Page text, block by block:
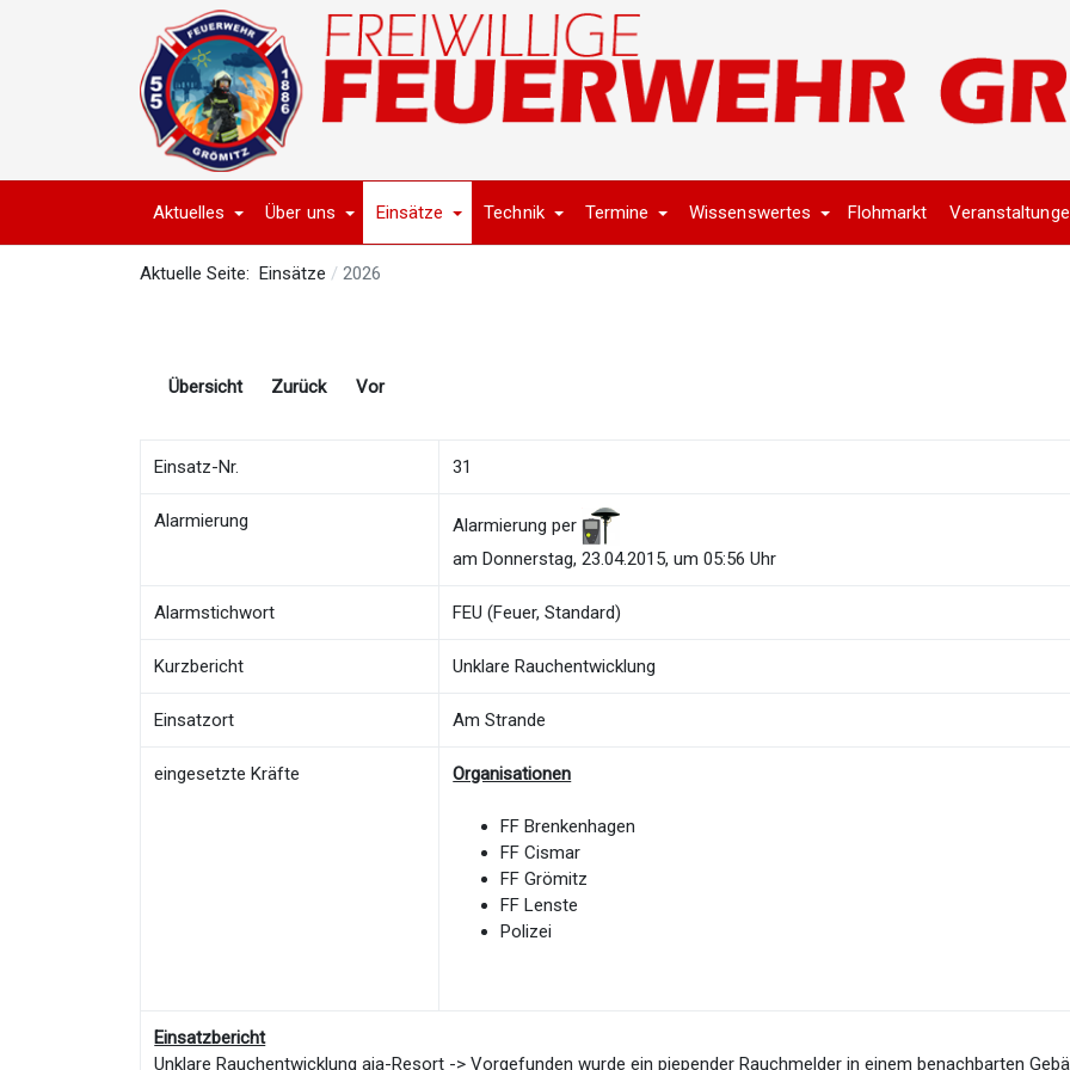
Aktuelles Über uns Einsätze Technik Termine Wissenswertes Flohmarkt
Aktuelle Seite: Einsätze 2026
Übersicht Zurück Vor
Einsatz-Nr. 31
Alarmierung
Alarmierung per
am Donnerstag, 23.04.2015, um 05:56 Uhr
Alarmstichwort FEU (Feuer, Standard)
Kurzbericht Unklare Rauchentwicklung
Einsatzort Am Strande
eingesetzte Kräfte Organisationen
FF Brenkenhagen
FF Cismar
FF Grömitz
FF Lenste
Polizei
Einsatzbericht
Unklare Rauchentwicklung aja-Resort -> Vorgefunden wurde ein piepender Rauchmelder in einem benachbarten